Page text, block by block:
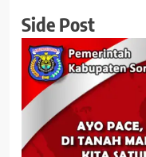
Side Post